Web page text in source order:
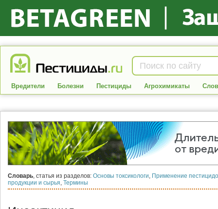
Вредители Болезни Пестициды Агрохимикаты
Словарь, статья из разделов: Основы токсикологи, Применение
продукции и сырья, Термины